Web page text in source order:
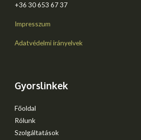
+36 30 653 67 37​
Impresszum
Adatvédelmi irányelvek
Gyorslinkek
Főoldal
Rólunk
Szolgáltatások